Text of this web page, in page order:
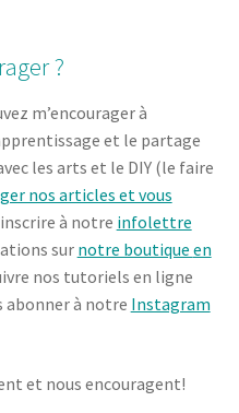
?
m’encourager à
et le partage
les arts et le DIY (le faire
nos articles et vous
à notre infolettre
sur notre boutique en
nos tutoriels en ligne
abonner à notre Instagram
et nous encouragent!